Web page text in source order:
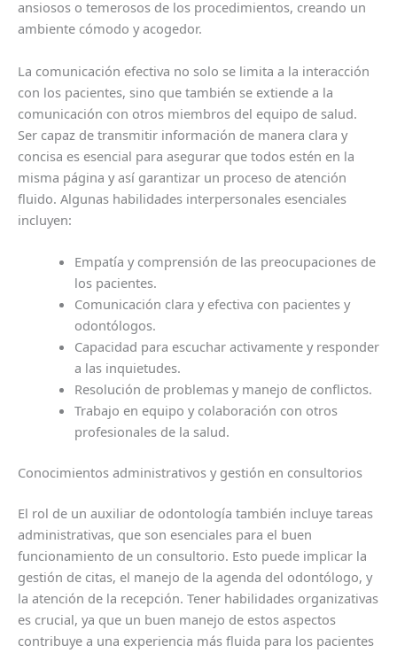
ansiosos o temerosos de los procedimientos, creando un
ambiente cómodo y acogedor.
La comunicación efectiva no solo se limita a la interacción
con los pacientes, sino que también se extiende a la
comunicación con otros miembros del equipo de salud.
Ser capaz de transmitir información de manera clara y
concisa es esencial para asegurar que todos estén en la
misma página y así garantizar un proceso de atención
fluido. Algunas habilidades interpersonales esenciales
incluyen:
Empatía y comprensión de las preocupaciones de
los pacientes.
Comunicación clara y efectiva con pacientes y
odontólogos.
Capacidad para escuchar activamente y responder
a las inquietudes.
Resolución de problemas y manejo de conflictos.
Trabajo en equipo y colaboración con otros
profesionales de la salud.
Conocimientos administrativos y gestión en consultorios
El rol de un auxiliar de odontología también incluye tareas
administrativas, que son esenciales para el buen
funcionamiento de un consultorio. Esto puede implicar la
gestión de citas, el manejo de la agenda del odontólogo, y
la atención de la recepción. Tener habilidades organizativas
es crucial, ya que un buen manejo de estos aspectos
contribuye a una experiencia más fluida para los pacientes